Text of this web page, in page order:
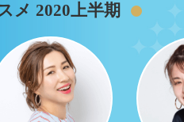
メ 2020上半期